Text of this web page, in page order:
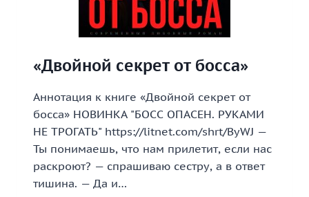
«Двойной секрет от босса»
Аннотация к книге «Двойной секрет от
босса» НОВИНКА "БОСС ОПАСЕН. РУКАМИ
НЕ ТРОГАТЬ" https://litnet.com/shrt/ByWJ —
Ты понимаешь, что нам прилетит, если нас
раскроют? — спрашиваю сестру, а в ответ
тишина. — Да и…